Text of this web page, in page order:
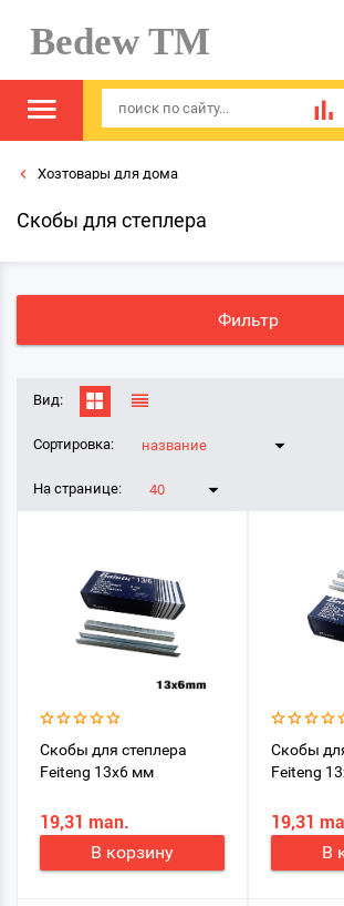
Bedew TM
Хозтовары для дома
Скобы для степлера
Фильтр
Вид:
Сортировка: название
На странице: 40
Скобы для степлера
Feiteng 13x6 мм
19,31 man.
В корзину
Скобы
Feiteng
19,31
В